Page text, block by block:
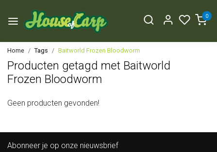
0
Home Tags Baitworld Frozen Bloodworm
Producten getagd met Baitworld
Frozen Bloodworm
Geen producten gevonden!
Abonneer je op onze nieuwsbrief